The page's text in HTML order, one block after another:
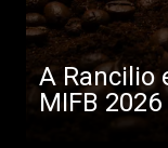
A Rancilio
MIFB 2026